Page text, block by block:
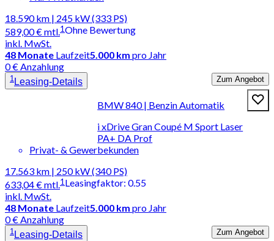
18.590 km | 245 kW (333 PS)
589,00 €mtl.1
inkl. MwSt.
Ohne Bewertung
48 Monate Laufzeit5.000 km pro Jahr
0 € Anzahlung
1 Leasing-Details Zum Angebot
BMW 840 | Benzin Automatik
i xDrive Gran Coupé M Sport Laser
PA+ DA Prof
Privat- & Gewerbekunden
17.563 km | 250 kW (340 PS)
633,04 €mtl.1
inkl. MwSt.
Leasingfaktor: 0.55
48 Monate Laufzeit5.000 km pro Jahr
0 € Anzahlung
1 Leasing-Details Zum Angebot